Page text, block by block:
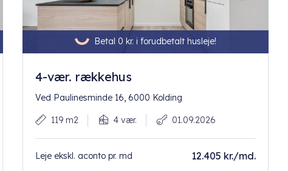
Betal 0 kr. i forudbetalt husleje!
4-vær. rækkehus
Ved Paulinesminde 16, 6000 Kolding
119 m2 4 vær. 01.09.2026
Leje ekskl. aconto pr. md 12.405 kr./md.